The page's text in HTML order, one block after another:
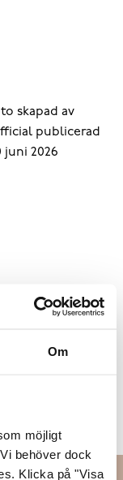
Om
möjligt
behöver dock
Klicka på "Visa